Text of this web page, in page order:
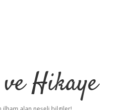
Hikaye